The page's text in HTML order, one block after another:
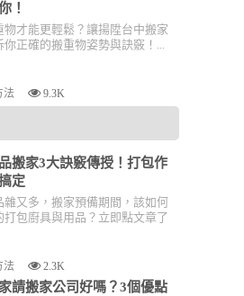
！
物才能更輕鬆？讓揚陞台中搬家
你正確的搬重物姿勢與訣竅！...
法 9.3K
搬家3大訣竅傳授！打包作
定
雜又多，搬家預備期間，該如何
打包廚具與用品？立即點文章了
法 2.3K
請搬家公司好嗎？3個優點